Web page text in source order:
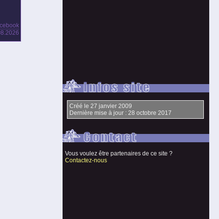
Créé le 27 janvier 2009
Dernière mise à jour : 28 octobre 2017
Vous voulez être partenaires de ce site ?
Contactez-nous